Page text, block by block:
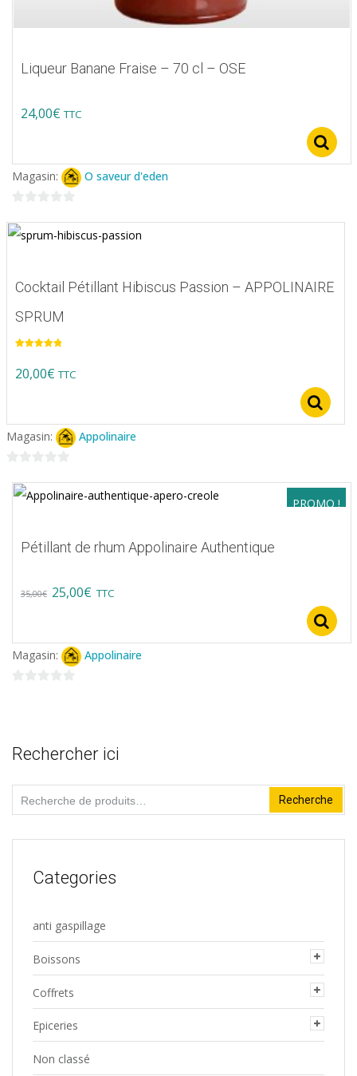
Liqueur Banane Fraise – 70 cl – OSE
24,00€ TTC
Magasin: O saveur d'eden
sur
Cocktail Pétillant Hibiscus Passion – APPOLINAIRE
SPRUM
20,00€ TTC
Magasin: Appolinaire
sur
PROMO !
Pétillant de rhum Appolinaire Authentique
35,00€ Original
was:
35,00€.
25,00€ Current
is:
TTC
Magasin: Appolinaire
Rechercher ici
Recherche
pour :
Recherche
Categories
anti gaspillage
Boissons
Coffrets
Epiceries
Non classé